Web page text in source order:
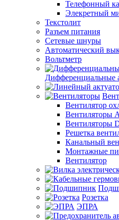
Телефонный
Элекретный
Текстолит
Разъем питания
Сетевые шнуры
Автоматический
Вольтметр
Дифференциальные
Вентилятор
Вентиляторы
Вентиляторы
Решетка
Канальный
Монтажные
Вентилятор
Розетка
ЭПРА